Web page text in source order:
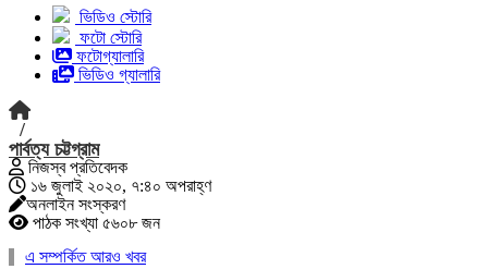
ভিডিও স্টোরি
ফটো স্টোরি
ফটোগ্যালারি
ভিডিও গ্যালারি
/
পার্বত্য চট্টগ্রাম
নিজস্ব প্রতিবেদক
১৬ জুলাই ২০২০, ৭:৪০ অপরাহ্ণ
অনলাইন সংস্করণ
পাঠক সংখ্যা ৫৬০৮ জন
এ সম্পর্কিত আরও খবর